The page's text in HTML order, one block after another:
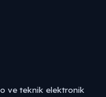
ve teknik elektronik